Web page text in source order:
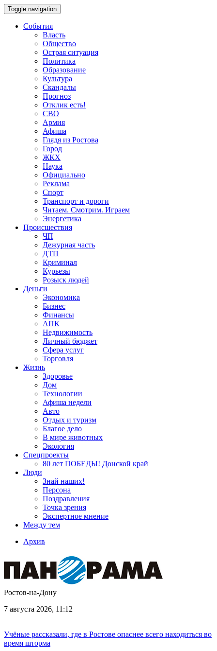
Toggle navigation
События
Власть
Общество
Острая ситуация
Политика
Образование
Культура
Скандалы
Прогноз
Отклик есть!
СВО
Армия
Афиша
Глядя из Ростова
Город
ЖКХ
Наука
Официально
Реклама
Спорт
Транспорт и дороги
Читаем. Смотрим. Играем
Энергетика
Происшествия
ЧП
Дежурная часть
ДТП
Криминал
Курьезы
Розыск людей
Деньги
Экономика
Бизнес
Финансы
АПК
Недвижимость
Личный бюджет
Сфера услуг
Торговля
Жизнь
Здоровье
Дом
Технологии
Афиша недели
Авто
Отдых и туризм
Благое дело
В мире животных
Экология
Спецпроекты
80 лет ПОБЕДЫ! Донской край
Люди
Знай наших!
Персона
Поздравления
Точка зрения
Экспертное мнение
Между тем
Архив
Ростов-на-Дону
7 августа 2026, 11:12
Учёные рассказали, где в Ростове опаснее всего находиться во
время шторма